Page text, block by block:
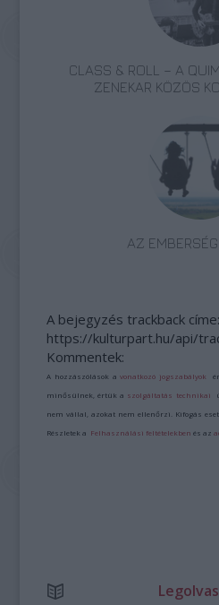
CLASS & ROLL – A
ZENEKAR KÖZÖS
AZ
A bejegyzés trackback címe:
https://kulturpart.hu/api/
Kommentek:
A hozzászólások avonatkozó jogszabályok
minősülnek, értük a szolgáltatás technikai
nem vállal, azokat nem ellenőrzi. Kifogás
Részletek a Felhasználási feltételekben és az